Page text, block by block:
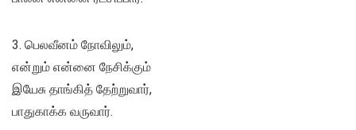
3. பெலவீனம் நோவிலும்,
என்றும் என்னை நேசிக்கும்
இயேசு தாங்கித் தேற்றுவார்,
பாதுகாக்க வருவார்.